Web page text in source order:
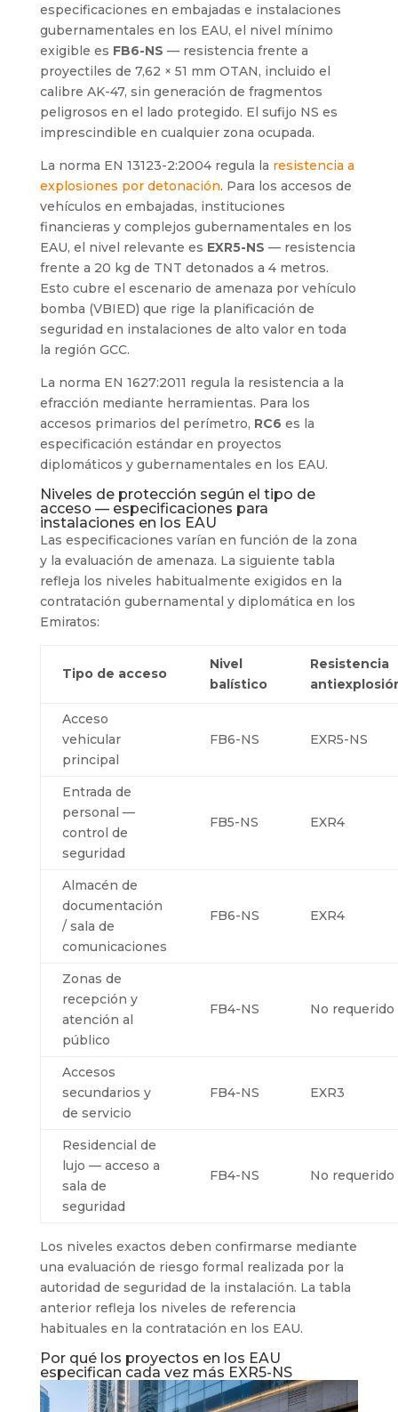
especificaciones en embajadas e instalaciones
gubernamentales en los EAU, el nivel mínimo
exigible es FB6-NS — resistencia frente a
proyectiles de 7,62 × 51 mm OTAN, incluido el
calibre AK-47, sin generación de fragmentos
peligrosos en el lado protegido. El sufijo NS es
imprescindible en cualquier zona ocupada.
La norma EN 13123-2:2004 regula la resistencia a
explosiones por detonación. Para los accesos de
vehículos en embajadas, instituciones
financieras y complejos gubernamentales en los
EAU, el nivel relevante es EXR5-NS — resistencia
frente a 20 kg de TNT detonados a 4 metros.
Esto cubre el escenario de amenaza por vehículo
bomba (VBIED) que rige la planificación de
seguridad en instalaciones de alto valor en toda
la región GCC.
La norma EN 1627:2011 regula la resistencia a la
efracción mediante herramientas. Para los
accesos primarios del perímetro, RC6 es la
especificación estándar en proyectos
diplomáticos y gubernamentales en los EAU.
Niveles de protección según el tipo de
acceso — especificaciones para
instalaciones en los EAU
Las especificaciones varían en función de la zona
y la evaluación de amenaza. La siguiente tabla
refleja los niveles habitualmente exigidos en la
contratación gubernamental y diplomática en los
Emiratos:
Tipo de acceso
Nivel
balístico
Resistencia
Acceso
vehicular
principal
FB6-NS EXR5-NS
Entrada de
personal —
control de
seguridad
FB5-NS EXR4
Almacén de
documentación
/ sala de
comunicaciones
FB6-NS EXR4
Zonas de
recepción y
atención al
público
FB4-NS No requerido
Accesos
secundarios y
de servicio
FB4-NS EXR3
Residencial de
lujo — acceso a
sala de
seguridad
FB4-NS No requerido
Los niveles exactos deben confirmarse mediante
una evaluación de riesgo formal realizada por la
autoridad de seguridad de la instalación. La tabla
anterior refleja los niveles de referencia
habituales en la contratación en los EAU.
Por qué los proyectos en los EAU
especifican cada vez más EXR5-NS